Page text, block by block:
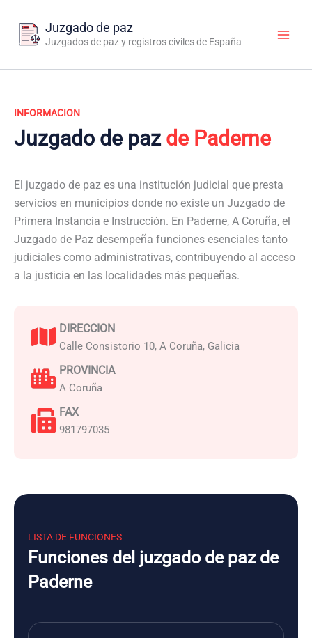
contenido
Juzgado de paz
Juzgados de paz y registros civiles de España
INFORMACION
Juzgado de paz de Paderne
El juzgado de paz es una institución judicial que presta
servicios en municipios donde no existe un Juzgado de
Primera Instancia e Instrucción. En Paderne, A Coruña, el
Juzgado de Paz desempeña funciones esenciales tanto
judiciales como administrativas, contribuyendo al acceso
a la justicia en las localidades más pequeñas.
DIRECCION
Calle Consistorio 10, A Coruña, Galicia
PROVINCIA
A Coruña
FAX
981797035
LISTA DE FUNCIONES
Funciones del juzgado de paz de
Paderne